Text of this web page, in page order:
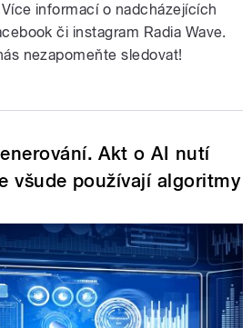
informací o nadcházejících
či instagram Radia Wave.
nezapomeňte sledovat!
Akt o AI nutí
všude používají algoritmy